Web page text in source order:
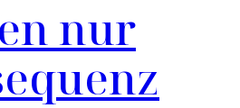
nur